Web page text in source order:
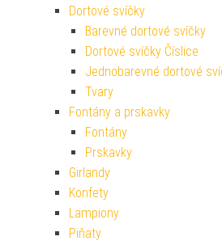
Dortové svíčky
Barevné dortové svíčky
Dortové svíčky Číslice
Jednobarevné dortové
Tvary
Fontány a prskavky
Fontány
Prskavky
Girlandy
Konfety
Lampiony
Piňaty